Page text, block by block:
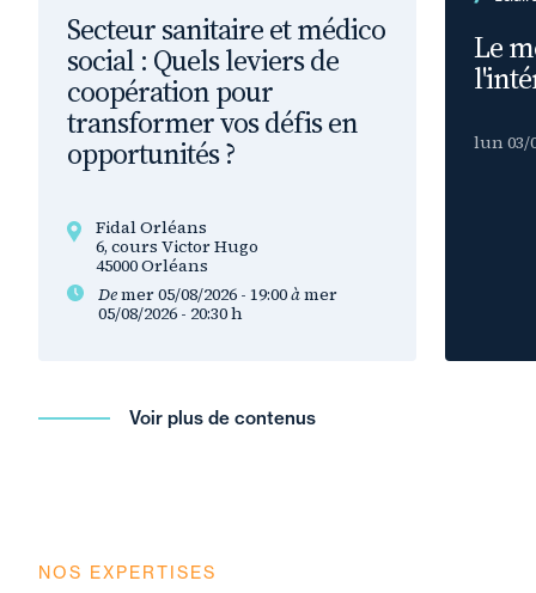
Secteur sanitaire et médico
social : Quels leviers de
coopération pour
transformer vos défis en
opportunités ?
Fidal Orléans
6, cours Victor Hugo
45000 Orléans
Demer 05/08/2026 - 19:00àmer
05/08/2026 - 20:30h
Le
lun 03/
Voir plus de contenus
NOS EXPERTISES